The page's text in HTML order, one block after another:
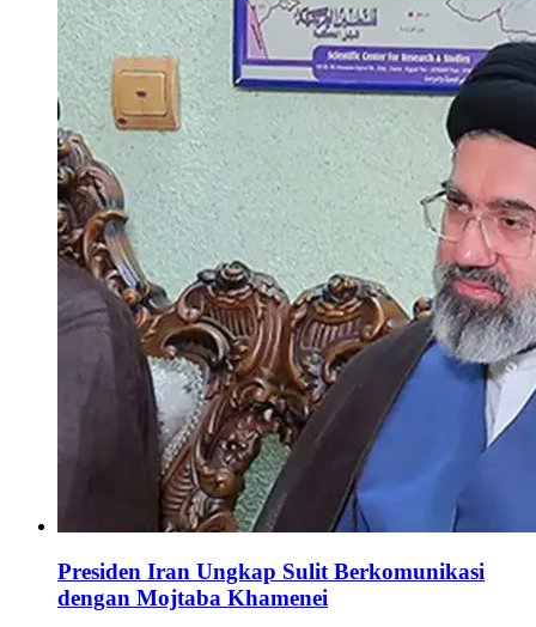
Presiden Iran Ungkap Sulit Berkomunikasi
dengan Mojtaba Khamenei